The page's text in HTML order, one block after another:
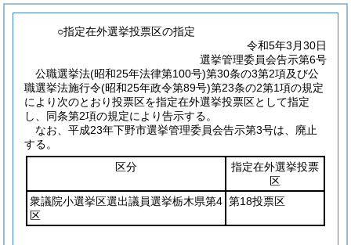
○指定在外選挙投票区の指定
令和5年3月30日
選挙管理委員会告示第6号
公職選挙法(昭和25年法律第100号)第30条の3第2項及び公
職選挙法施行令(昭和25年政令第89号)第23条の2第1項の規定
により次のとおり投票区を指定在外選挙投票区として指定
し、同条第2項の規定により告示する。
なお、平成23年下野市選挙管理委員会告示第3号は、廃止
する。
区分
指定在外選挙投票
区
衆議院小選挙区選出議員選挙栃木県第4
区
第18投票区